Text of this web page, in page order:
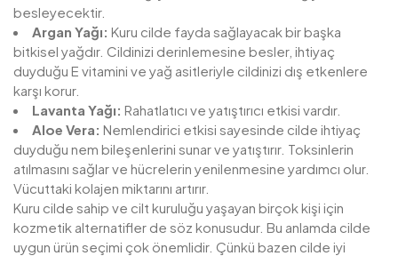
besleyecektir.
Argan Yağı: Kuru cilde fayda sağlayacak bir başka
bitkisel yağdır. Cildinizi derinlemesine besler, ihtiyaç
duyduğu E vitamini ve yağ asitleriyle cildinizi dış etkenlere
karşı korur.
Lavanta Yağı: Rahatlatıcı ve yatıştırıcı etkisi vardır.
Aloe Vera: Nemlendirici etkisi sayesinde cilde ihtiyaç
duyduğu nem bileşenlerini sunar ve yatıştırır. Toksinlerin
atılmasını sağlar ve hücrelerin yenilenmesine yardımcı olur.
Vücuttaki kolajen miktarını artırır.
Kuru cilde sahip ve cilt kuruluğu yaşayan birçok kişi için
kozmetik alternatifler de söz konusudur. Bu anlamda cilde
uygun ürün seçimi çok önemlidir. Çünkü bazen cilde iyi